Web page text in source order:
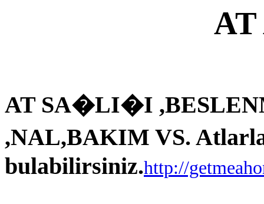
AT SA�LI�I
,NAL,BAKIM VS.
bulabilirsiniz.http://